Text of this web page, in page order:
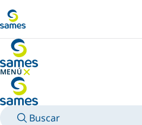
MENÚ
OCULTAR MENÚ
Buscar